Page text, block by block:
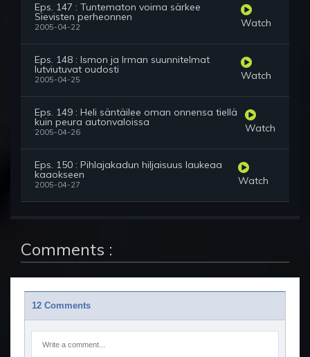
Eps. 147 : Tuntematon voima särkee
Sievisten perheonnen
2005-04-22 Watch
Eps. 148 : Ismon ja Irman suunnitelmat
lutviutuvat oudosti
2005-04-25 Watch
Eps. 149 : Heli säntäilee oman onnensa tiellä
kuin peura autonvaloissa
2005-04-26 Watch
Eps. 150 : Pihlajakadun hiljaisuus laukeaa
kaaokseen
2005-04-27 Watch
Comments :
12 Comments